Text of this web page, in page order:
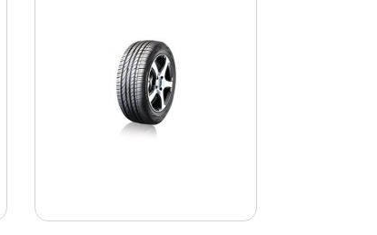
WIND ET